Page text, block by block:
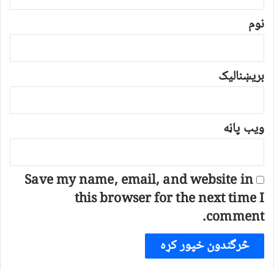
*
نوم
بریښنالیک
ویب پاڼه
Save my name, email, and website in
this browser for the next time I
comment.